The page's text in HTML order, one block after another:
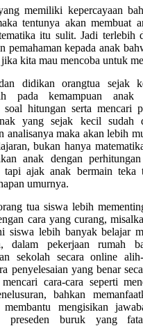
memiliki kepercayaan
tentunya akan membuat
itu sulit. Jadi terlebih
pemahaman kepada anak
kita mau mencoba untuk
didikan orangtua sejak
pada kemampuan
soal hitungan serta mencari
yang sejak kecil sudah
analisanya maka akan lebih
bukan hanya
anak dengan
tapi ajak anak bermain teka
umurnya.
tua siswa lebih
cara yang curang,
siswa lebih banyak belajar
dalam pekerjaan rumah
sekolah secara online
penyelesaian yang benar
cara-cara seperti
bahkan
mengisikan
preseden buruk yang